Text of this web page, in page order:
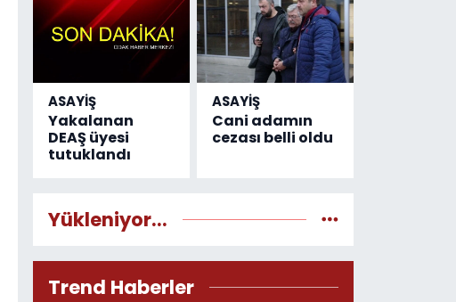
ASAYİŞ
Yakalanan
DEAŞ üyesi
tutuklandı
ASAYİŞ
Cani adamın
cezası belli oldu
Yükleniyor...
Trend Haberler